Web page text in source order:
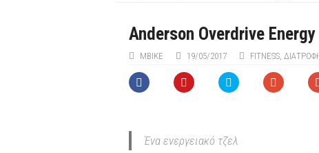
Anderson Overdrive Energy
ΜΒIKE 19/05/2017 FITNESS,
Ένα ενεργειακό τζελ